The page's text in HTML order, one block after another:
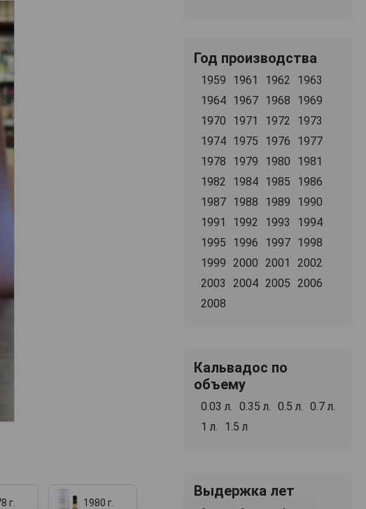
г.
1980 г.
Год производства
1959 1961 1962
1963
1964 1967 1968
1969
1970
1971 1972
1973
1974 1975 1976
1977
1978
1979 1980
1981
1982
1984 1985
1986
1987 1988 1989
1990
1991
1992 1993
1994
1995
1996 1997 1998
1999
2000 2001
2002
2003
2004 2005
2006
2008
Кальвадос по
объему
0.03 л. 0.35 л. 0.5 л.
0.7 л.
1 л.
1.5 л
Выдержка лет